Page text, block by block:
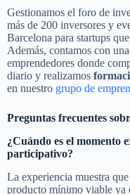
Gestionamos el foro de
más de 200 inversores y
Barcelona para startups
Además, contamos con
emprendedores donde
diario y realizamos
en nuestro grupo de
Preguntas frecuentes
¿Cuándo es el momento
participativo?
La experiencia muestra
producto mínimo viable ya